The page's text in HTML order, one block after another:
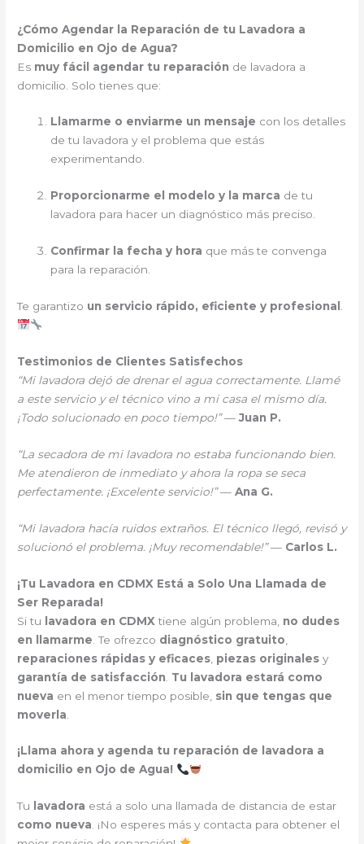
¿Cómo Agendar la Reparación de tu Lavadora a
Domicilio en Ojo de Agua?
Es muy fácil agendar tu reparación de lavadora a
domicilio. Solo tienes que:
Llamarme o enviarme un mensaje con los detalles
de tu lavadora y el problema que estás
experimentando.
Proporcionarme el modelo y la marca de tu
lavadora para hacer un diagnóstico más preciso.
Confirmar la fecha y hora que más te convenga
para la reparación.
Te garantizo un servicio rápido, eficiente y profesional
Testimonios de Clientes Satisfechos
“Mi lavadora dejó de drenar el agua correctamente. Llamé
a este servicio y el técnico vino a mi casa el mismo día.
¡Todo solucionado en poco tiempo!”—Juan P.
“La secadora de mi lavadora no estaba funcionando bien.
Me atendieron de inmediato y ahora la ropa se seca
perfectamente. ¡Excelente servicio!”—Ana G.
“Mi lavadora hacía ruidos extraños. El técnico llegó, revisó y
solucionó el problema. ¡Muy recomendable!”— Carlos L.
¡Tu Lavadora en CDMX Está a Solo Una Llamada de
Ser Reparada!
Si tu lavadora en CDMX tiene algún problema, no dudes
en llamarme . Te ofrezco diagnóstico gratuito
reparaciones rápidas y eficaces piezas originales y
garantía de satisfacción Tu lavadora estará como
nueva en el menor tiempo posible, sin que tengas que
moverla
¡Llama ahora y agenda tu reparación de lavadora a
domicilio en Ojo de Agua!
Tu lavadora está a solo una llamada de distancia de estar
como nueva. ¡No esperes más y contacta para obtener el